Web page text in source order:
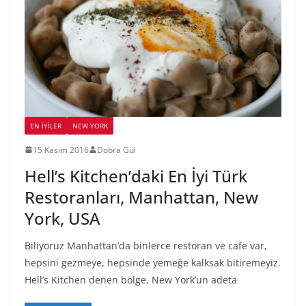
EN İYILER NEW YORK
15 Kasım 2016 Dobra Gül
Hell’s Kitchen’daki En İyi Türk
Restoranları, Manhattan, New
York, USA
Biliyoruz Manhattan’da binlerce restoran ve cafe var,
hepsini gezmeye, hepsinde yemeğe kalksak bitiremeyiz.
Hell’s Kitchen denen bölge, New York’un adeta